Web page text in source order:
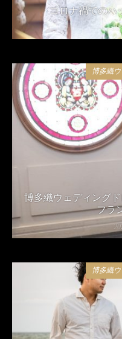
コロナ禍でのハ
博多織
博多織ウェディング
フラ
博多織